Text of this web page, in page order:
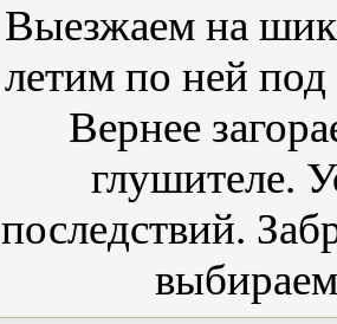
Выезжаем на
летим по ней под
Вернее
глушителе.
последствий.